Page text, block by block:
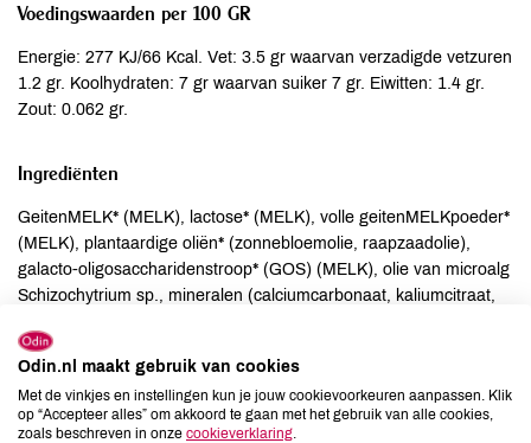
Voedingswaarden per 100 GR
Energie: 277 KJ/66 Kcal. Vet: 3.5 gr waarvan verzadigde vetzuren
1.2 gr. Koolhydraten: 7 gr waarvan suiker 7 gr. Eiwitten: 1.4 gr.
Zout: 0.062 gr.
Ingrediënten
GeitenMELK* (MELK), lactose* (MELK), volle geitenMELKpoeder*
(MELK), plantaardige oliën* (zonnebloemolie, raapzaadolie),
galacto-oligosaccharidenstroop* (GOS) (MELK), olie van microalg
Schizochytrium sp., mineralen (calciumcarbonaat, kaliumcitraat,
koper (II) sulfaat, mangaansulfaat, kaliumjodide, natriumseleniet),
vitaminen (natrium-L-ascorbaat, 6-palmityl-L-ascorbinezuur, DL-
alfa-tocoferylacetaat, calcium-D-pantothenaat, nicotinamide,
thiaminehydrochloride, retinylacetaat, pyridoxine hydrochloride,
Odin.nl maakt gebruik van cookies
Met de vinkjes en instellingen kun je jouw cookievoorkeuren aanpassen. Klik
op “Accepteer alles” om akkoord te gaan met het gebruik van alle cookies,
zoals beschreven in onze cookieverklaring.